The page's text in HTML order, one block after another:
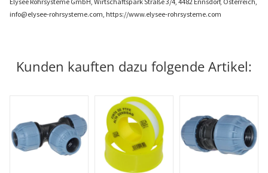
info@elysee-rohrsysteme.com, https://www.elysee-rohrsysteme.com
Kunden kauften dazu folgende Artikel: